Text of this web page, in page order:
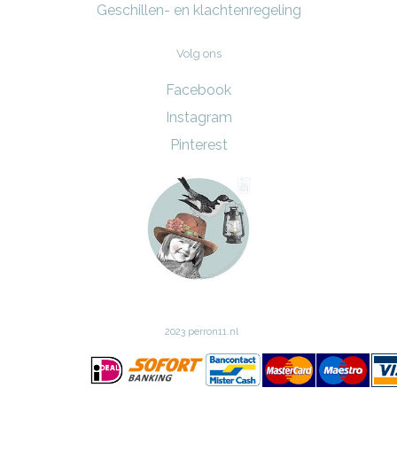
Geschillen- en klachtenregeling
Volg ons
Facebook
Instagram
Pinterest
2023 perron11.nl